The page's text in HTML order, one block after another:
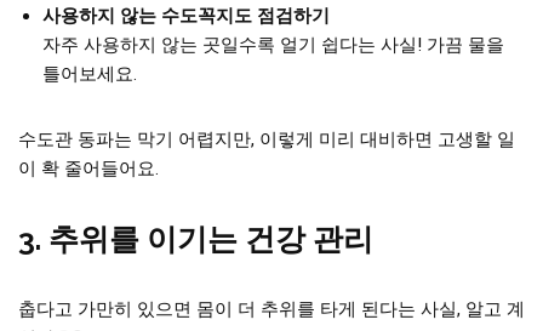
사용하지 않는 수도꼭지도 점검하기
자주 사용하지 않는 곳일수록 얼기 쉽다는 사실! 가끔 물을
틀어보세요.
수도관 동파는 막기 어렵지만, 이렇게 미리 대비하면 고생할 일
이 확 줄어들어요.
3. 추위를 이기는 건강 관리
춥다고 가만히 있으면 몸이 더 추위를 타게 된다는 사실, 알고 계